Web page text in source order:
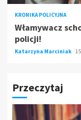
KRONIKA POLICYJNA
Włamywacz
policji!
Katarzyna Marciniak
Przeczytaj